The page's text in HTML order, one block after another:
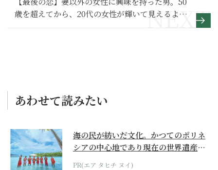
歳を超えてから、20代の女性が輝いて見えるよう
になり…～その1～
あわせて読みたい
海の民が紡いだ文化。かつてのポリネ
シアの中心地であり現在の世界遺産か
らみえてくる...
PR(エア タヒチ ヌイ)